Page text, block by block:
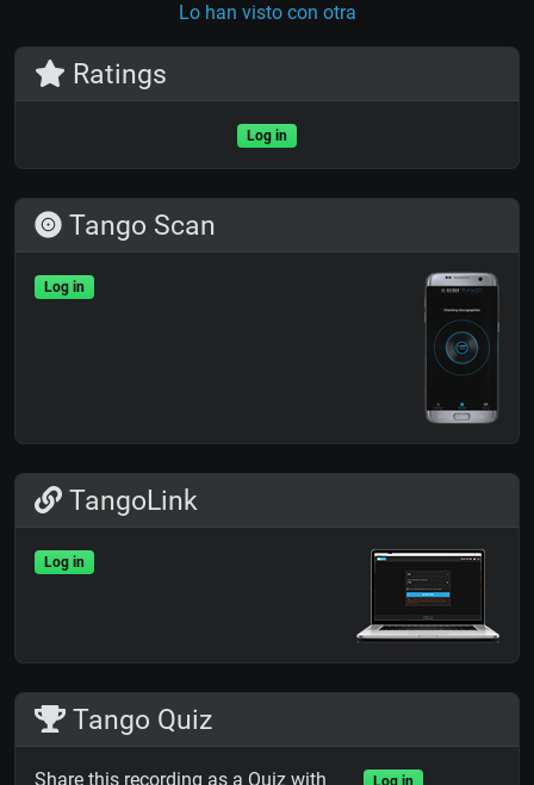
Lo han visto con otra
Ratings
Log in
Tango Scan
Log in
TangoLink
Log in
Tango Quiz
Share this recording as a Quiz with